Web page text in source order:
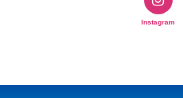
Instagram